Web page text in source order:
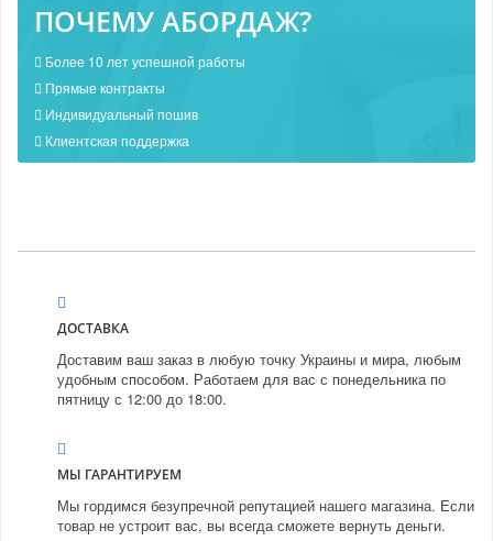
ПОЧЕМУ АБОРДАЖ?
Более 10 лет успешной работы
Прямые контракты
Индивидуальный пошив
Клиентская поддержка
ДОСТАВКА
Доставим ваш заказ в любую точку Украины и мира, любым
удобным способом. Работаем для вас с понедельника по
пятницу с 12:00 до 18:00.
МЫ ГАРАНТИРУЕМ
Мы гордимся безупречной репутацией нашего магазина. Если
товар не устроит вас, вы всегда сможете вернуть деньги.